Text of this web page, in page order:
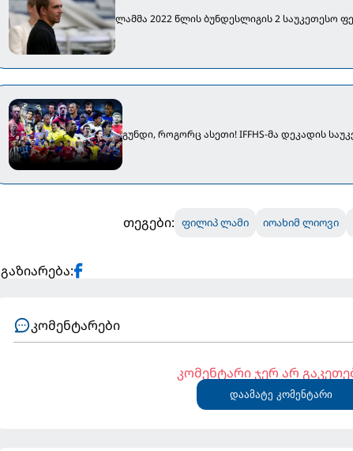
ლამმა 2022 წლის ბუნდესლიგის 2 საუკეთესო
გუნდი, როგორც ასეთი! IFFHS-მა დეკადის
თეგები: ფილიპ ლამი იოახიმ ლიოვი
გაზიარება:
კომენტარები
კომენტარი ჯერ არ
დაამატე კომენტარი